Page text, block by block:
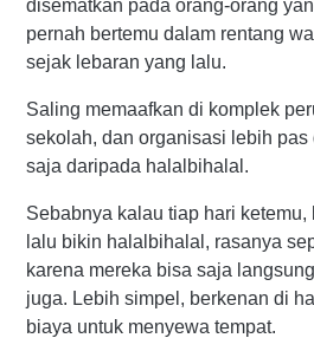
disematkan pada orang-orang
pernah bertemu dalam rentang
sejak lebaran yang lalu.
Saling memaafkan di komplek
sekolah, dan organisasi lebih pas
saja daripada halalbihalal.
Sebabnya kalau tiap hari ketemu,
lalu bikin halalbihalal, rasanya
karena mereka bisa saja
juga. Lebih simpel, berkenan di
biaya untuk menyewa tempat.